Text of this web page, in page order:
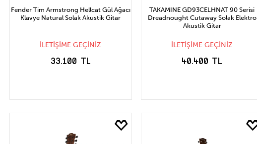
Fender Tim Armstrong Hellcat Gül Ağacı
Klavye Natural Solak Akustik Gitar
İLETİŞİME GEÇİNİZ
33.100 TL
STOĞA GELİNCE
TAKAMINE GD93CELHNAT 90 Serisi
Dreadnought Cutaway Solak Elektro
Akustik Gitar
İLETİŞİME GEÇİNİZ
40.400 TL
STOĞA GELİNCE